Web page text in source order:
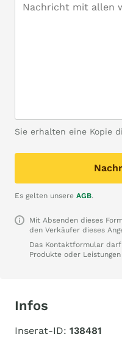
Sie erhalten eine Kopie
Es gelten unsere AGB.
Mit Absenden dieses
den Verkäufer dieses
Das Kontaktformular
Produkte oder
Infos
Inserat-ID: 138481